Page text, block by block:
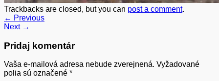
Trackbacks are closed, but you can post a comment.
← Previous
Next →
Pridaj komentár
Vaša e-mailová adresa nebude zverejnená. Vyžadované
polia sú označené *